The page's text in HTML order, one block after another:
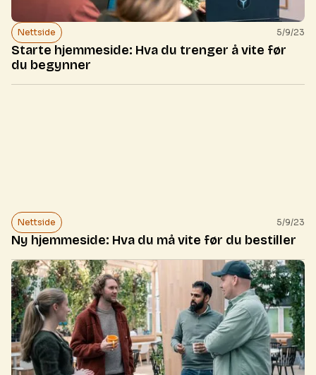
Nettside 5/9/23
Starte hjemmeside: Hva du trenger å vite før
du begynner
Nettside 5/9/23
Ny hjemmeside: Hva du må vite før du bestiller